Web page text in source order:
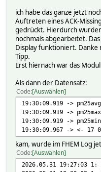
ich habe das ganze jetzt
Auftreten eines ACK-
gedrückt. Hierdurch
nochmals abgearbeitet.
Display funktioniert. Danke
Tipp.
Erst hiernach war das
Als dann der Datensatz:
Code Auswählen
19:30:09.919 ->
19:30:09.919 ->
19:30:09.919 ->
19:30:09.967 -> <- 17
kam, wurde im FHEM Log
Code Auswählen
2026.05.31 19:27:03 1: